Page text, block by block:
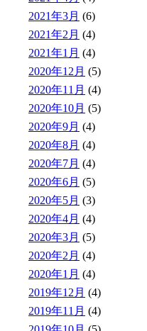
2021年3月 (6)
2021年2月 (4)
2021年1月 (4)
2020年12月 (5)
2020年11月 (4)
2020年10月 (5)
2020年9月 (4)
2020年8月 (4)
2020年7月 (4)
2020年6月 (5)
2020年5月 (3)
2020年4月 (4)
2020年3月 (5)
2020年2月 (4)
2020年1月 (4)
2019年12月 (4)
2019年11月 (4)